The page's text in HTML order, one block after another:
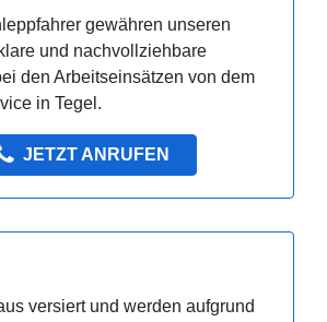
gewähren unseren
und nachvollziehbare
den Arbeitseinsätzen von dem
in Tegel.
JETZT ANRUFEN
versiert und werden aufgrund